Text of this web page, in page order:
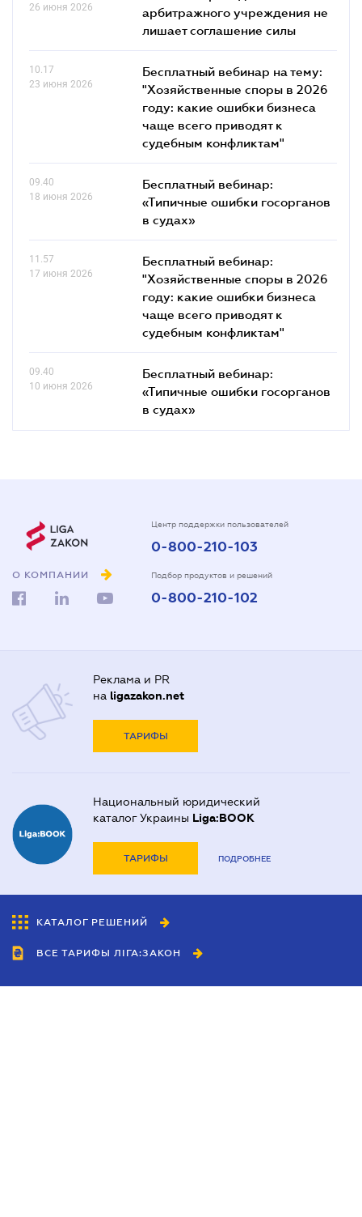
26 июня 2026
арбитражного учреждения не
лишает соглашение силы
10.17
23 июня 2026
Бесплатный вебинар на тему:
"Хозяйственные споры в 2026
году: какие ошибки бизнеса
чаще всего приводят к
судебным конфликтам"
09.40
18 июня 2026
Бесплатный вебинар:
«Типичные ошибки госорганов
в судах»
11.57
17 июня 2026
Бесплатный вебинар:
"Хозяйственные споры в 2026
году: какие ошибки бизнеса
чаще всего приводят к
судебным конфликтам"
09.40
10 июня 2026
Бесплатный вебинар:
«Типичные ошибки госорганов
в судах»
О КОМПАНИИ
Центр поддержки пользователей
0-800-210-103
Подбор продуктов и решений
0-800-210-102
Реклама и PR
на ligazakon.net
ТАРИФЫ
Национальный юридический
каталог Украины Liga:BOOK
ТАРИФЫ ПОДРОБНЕЕ
КАТАЛОГ РЕШЕНИЙ
ВСЕ ТАРИФЫ ЛІГА:ЗАКОН